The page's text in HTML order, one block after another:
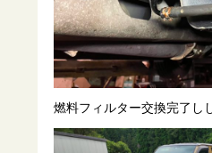
燃料フィルター交換完了し